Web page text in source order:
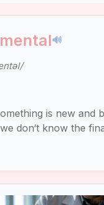
🔊
is new and
don‘t know the